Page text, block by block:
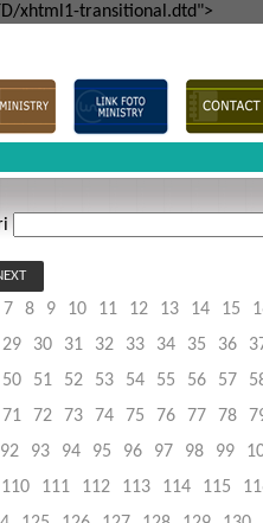
xhtml1-transitional.dtd">
7 8 9 10 11 12 13 14 15
29 30 31 32 33 34 35 36
50 51 52 53 54 55 56 57
71 72 73 74 75 76 77 78
92 93 94 95 96 97 98 99
110 111 112 113 114 115